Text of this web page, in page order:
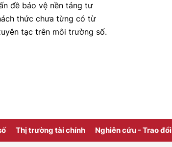
đề bảo vệ nền tảng tư
thức chưa từng có từ
tạc trên môi trường số.
Thị trường tài chính Nghiên cứu - Trao đổi